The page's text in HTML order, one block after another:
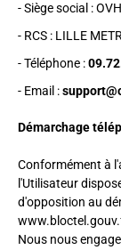
-Siège social :
- RCS : LILLE
- Téléphone :
- Email :
Démarchage
Conformément à
l'Utilisateur
d'opposition au
Nous nous